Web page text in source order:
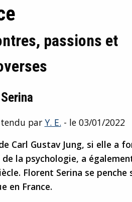
passions et
par Y. E. - le 03/01/2022
Carl Gustav Jung, si elle a
la psychologie, a
Florent Serina se
en France.